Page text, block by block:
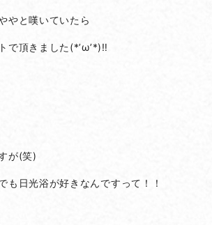
やと嘆いていたら
で頂きました(*’ω’*)‼
が(笑)
も日光浴が好きなんですって！！